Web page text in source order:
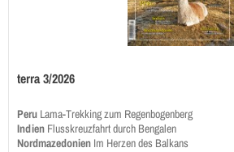
terra 3/2026
Peru Lama-Trekking zum Regenbogenberg
Indien Flusskreuzfahrt durch Bengalen
Nordmazedonien Im Herzen des Balkans